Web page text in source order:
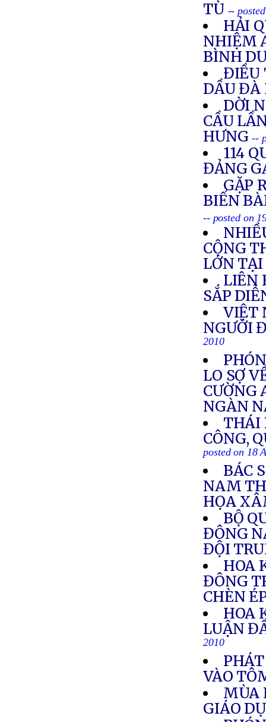
TÙ --
HẢI
NHIỆM
BÌNH
ĐIỀU
DẦU ĐÀ
DỜI
CẦU
HƯNG --
114
ĐẢNG
GẶP
BIẾN
-- posted on
CỘNG
LỚN
LIÊN
SẮP
VIỆT
NGƯỜI
2010
LO SỢ
CƯỜNG
NGÀN
THÁI
CÔNG,
posted on 18
BÁC
NAM
HỌA
BỘ
ĐÔNG
ĐỘI
HOA
ĐÔNG
CHÈN
HOA
LUẬN
2010
VÀO
MÙA
GIÁO